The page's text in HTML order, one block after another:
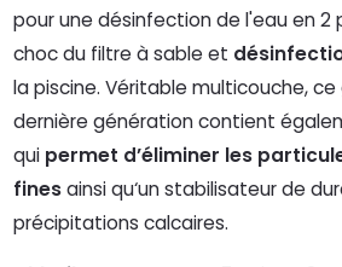
pour une désinfection de l'eau en
choc du filtre à sable et
la piscine. Véritable multicouche,
dernière génération contient
qui permet d’éliminer les
finesainsi qu‘un stabilisateur de
précipitations calcaires.